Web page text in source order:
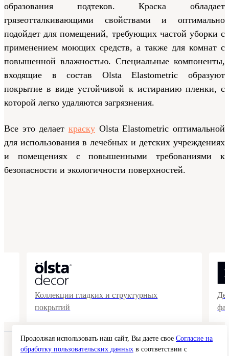
образования подтеков. Краска обладает
грязеотталкивающими свойствами и оптимально
подойдет для помещений, требующих частой уборки с
применением моющих средств, а также для комнат с
повышенной влажностью. Специальные компоненты,
входящие в состав Olsta Elastometric образуют
покрытие в виде устойчивой к истиранию пленки, с
которой легко удаляются загрязнения.
Все это делает краску Olsta Elastometric оптимальной
для использования в лечебных и детских учреждениях
и помещениях с повышенными требованиями к
безопасности и экологичности поверхностей.
Коллекции гладких и структурных
покрытий
© 2026 Interra Deco Group
Продолжая использовать наш сайт, Вы даете свое Согласие на
обработку пользовательских данных в соответствии с